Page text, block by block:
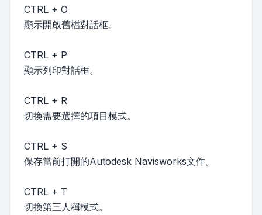
CTRL + O
顯示開啟舊檔對話框。
CTRL + P
顯示列印對話框。
CTRL + R
切換需要選擇的項目模式。
CTRL + S
保存當前打開的Autodesk Navisworks文件。
CTRL + T
切換第三人稱模式。